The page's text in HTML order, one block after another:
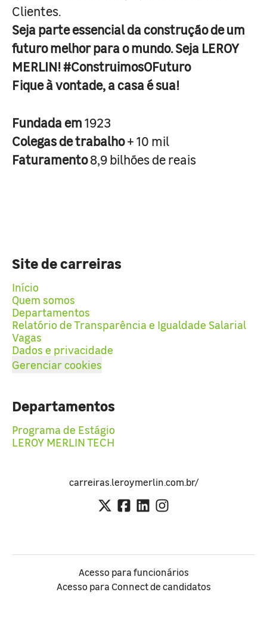
Clientes.
Seja parte essencial da construção de um
futuro melhor para o mundo. Seja LEROY
MERLIN! #ConstruimosOFuturo
Fique à vontade, a casa é sua!
Fundada em1923
Colegas de trabalho+ 10 mil
Faturamento8,9 bilhões de reais
Site de carreiras
Início
Quem somos
Departamentos
Relatório de Transparência e Igualdade Salarial
Vagas
Dados e privacidade
Gerenciar cookies
Departamentos
Programa de Estágio
LEROY MERLIN TECH
carreiras.leroymerlin.com.br/
Acesso para funcionários
Acesso para Connect de candidatos